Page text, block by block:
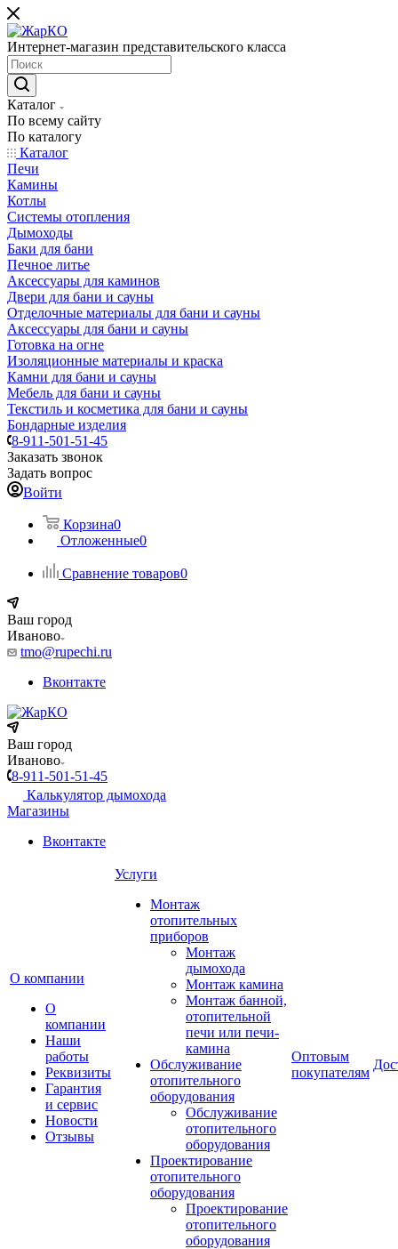
Интернет-магазин представительского класса
Каталог
По всему сайту
По каталогу
Каталог
Печи
Камины
Котлы
Системы отопления
Дымоходы
Баки для бани
Печное литье
Аксессуары для каминов
Двери для бани и сауны
Отделочные материалы для бани и сауны
Аксессуары для бани и сауны
Готовка на огне
Изоляционные материалы и краска
Камни для бани и сауны
Мебель для бани и сауны
Текстиль и косметика для бани и сауны
Бондарные изделия
8-911-501-51-45
Заказать звонок
Задать вопрос
Войти
Корзина0
Отложенные0
Сравнение товаров0
Ваш город
Иваново
tmo@rupechi.ru
Вконтакте
Ваш город
Иваново
8-911-501-51-45
Калькулятор дымохода
Магазины
Вконтакте
О компании
О
компании
Наши
работы
Реквизиты
Гарантия
и сервис
Новости
Отзывы
Услуги
Монтаж
отопительных
приборов
Монтаж
дымохода
Монтаж камина
Монтаж банной,
отопительной
печи или печи-
камина
Обслуживание
отопительного
оборудования
Обслуживание
отопительного
оборудования
Проектирование
отопительного
оборудования
Проектирование
отопительного
оборудования
Оптовым
покупателям